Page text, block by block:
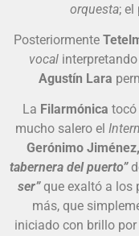
orquesta;
Posteriormente
vocal
Agustín Lara
La Filarmónica tocó
mucho salero el
Gerónimo Jiménez,
tabernera del puerto”
ser” que exaltó a los
más, que
iniciado con brillo por